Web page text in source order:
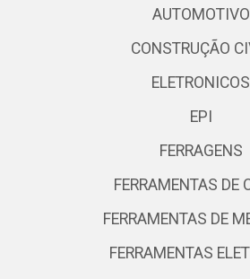
AUTOMOTIVO
CONSTRUÇÃO
ELETRONICOS
EPI
FERRAGENS
FERRAMENTAS DE
FERRAMENTAS DE
FERRAMENTAS